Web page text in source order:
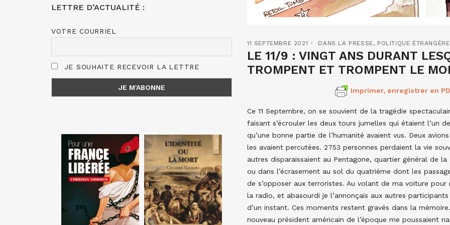
11 SEPTEMBRE 2021 DANS LA PRESSE, POLITIQUE ÉTRANGÈRE
LE 11/9 : VINGT ANS DURANT
TROMPENT ET TROMPENT LE
Imprimer, enregistrer en
Ce 11 Septembre, on se souvient de la tragédie
faisant s’écrouler les deux tours jumelles qui étaient l’un
qu’une bonne partie de l’humanité avaient vus. Deux
les avaient percutées. 2753 personnes perdaient la vie
autres disparaissaient au Pentagone, quartier général de
ou dans l’écrasement au sol du quatrième dont les
de s’opposer aux terroristes. Au volant de ma voiture
la radio, et abasourdi je l’annonçais aux autres
d’un instant. Ces moments restent gravés dans la
nouveau président américain de l’époque me poussaient
LETTRE D’ACTUALITÉ :
VOTRE COURRIEL
JE SOUHAITE RECEVOIR LA LETTRE